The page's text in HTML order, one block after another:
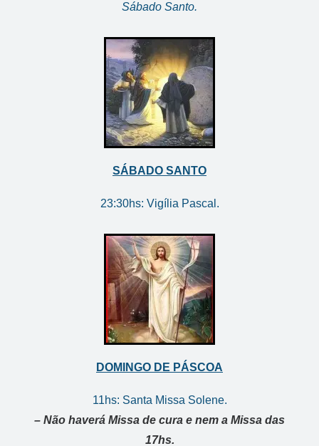
Sábado Santo.
SÁBADO SANTO
23:30hs: Vigília Pascal.
DOMINGO DE PÁSCOA
11hs: Santa Missa Solene.
– Não haverá Missa de cura e nem a Missa das
17hs.